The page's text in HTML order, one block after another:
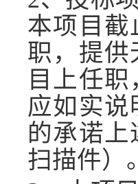
本项目截
职，提供
目上任
应如实
的承诺
扫描件）。